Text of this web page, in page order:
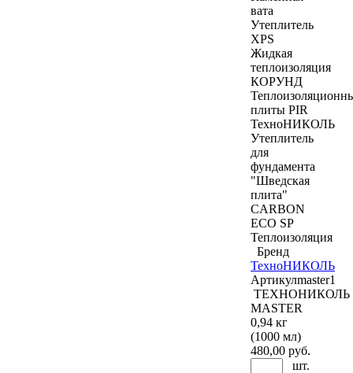
вата
Утеплитель
XPS
Жидкая
теплоизоляция
КОРУНД
плиты PIR
ТехноНИКОЛЬ
Утеплитель
для
фундамента
"Шведская
плита"
CARBON
ECO SP
Теплоизоляция
Бренд
ТехноНИКОЛЬ
Артикулmaster1
ТЕХНОНИКОЛЬ
MASTER
0,94 кг
(1000 мл)
480,00 руб.
шт.